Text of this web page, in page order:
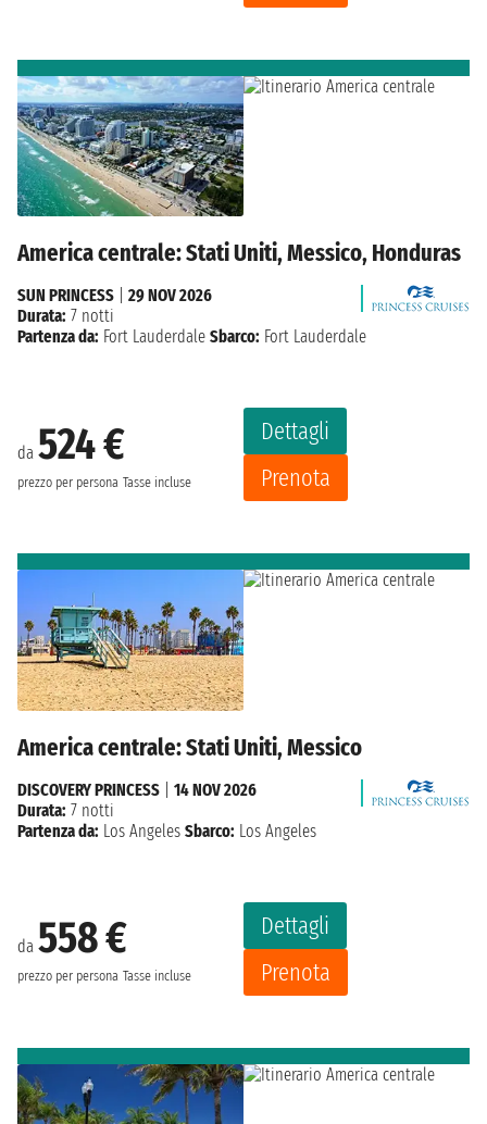
America centrale: Stati Uniti, Messico, Honduras
da 524 €
prezzo per persona Tasse incluse
Dettagli
Prenota
SUN PRINCESS
29 NOV 2026
Durata: 7 notti
Partenza da: Fort Lauderdale Sbarco: Fort Lauderdale
America centrale: Stati Uniti, Messico
da 558 €
prezzo per persona Tasse incluse
Dettagli
Prenota
DISCOVERY PRINCESS
14 NOV 2026
Durata: 7 notti
Partenza da: Los Angeles Sbarco: Los Angeles